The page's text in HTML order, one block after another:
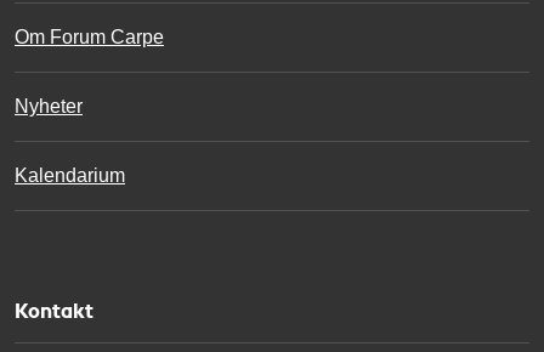
e
Om Forum Carpe
Nyheter
Kalendarium
Kontakt